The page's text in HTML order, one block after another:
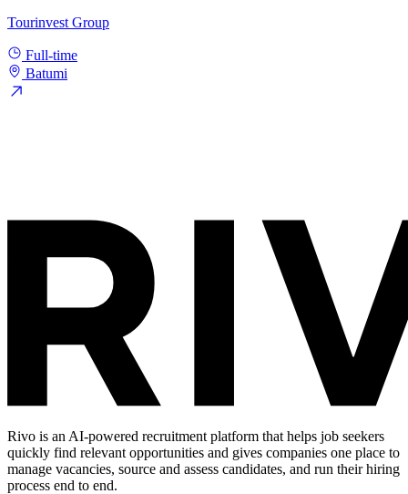
Tourinvest Group
Full-time
Batumi
Rivo is an AI-powered recruitment platform that helps job seekers
quickly find relevant opportunities and gives companies one place to
manage vacancies, source and assess candidates, and run their hiring
process end to end.